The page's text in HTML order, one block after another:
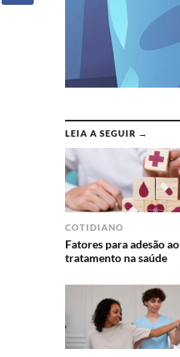
LEIA A SEGUIR →
COTIDIANO
Fatores para adesão ao
tratamento na saúde